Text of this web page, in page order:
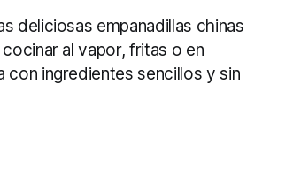
deliciosas empanadillas chinas
al vapor, fritas o en
con ingredientes sencillos y sin